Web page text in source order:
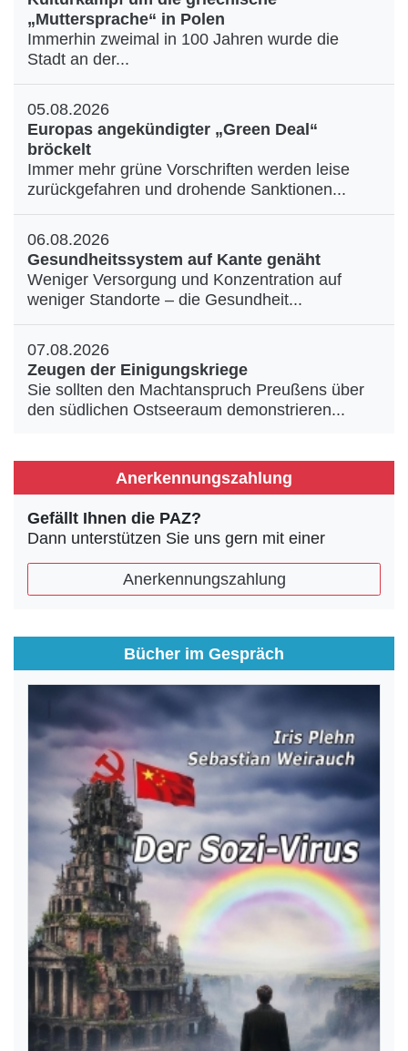
„Muttersprache“ in Polen
Immerhin zweimal in 100 Jahren wurde die
Stadt an der...
05.08.2026
Europas angekündigter „Green Deal“
bröckelt
Immer mehr grüne Vorschriften werden leise
zurückgefahren und drohende Sanktionen...
06.08.2026
Gesundheitssystem auf Kante genäht
Weniger Versorgung und Konzentration auf
weniger Standorte – die Gesundheit...
07.08.2026
Zeugen der Einigungskriege
Sie sollten den Machtanspruch Preußens über
den südlichen Ostseeraum demonstrieren...
Anerkennungszahlung
Gefällt Ihnen die PAZ?
Dann unterstützen Sie uns gern mit einer
Anerkennungszahlung
Bücher im Gespräch